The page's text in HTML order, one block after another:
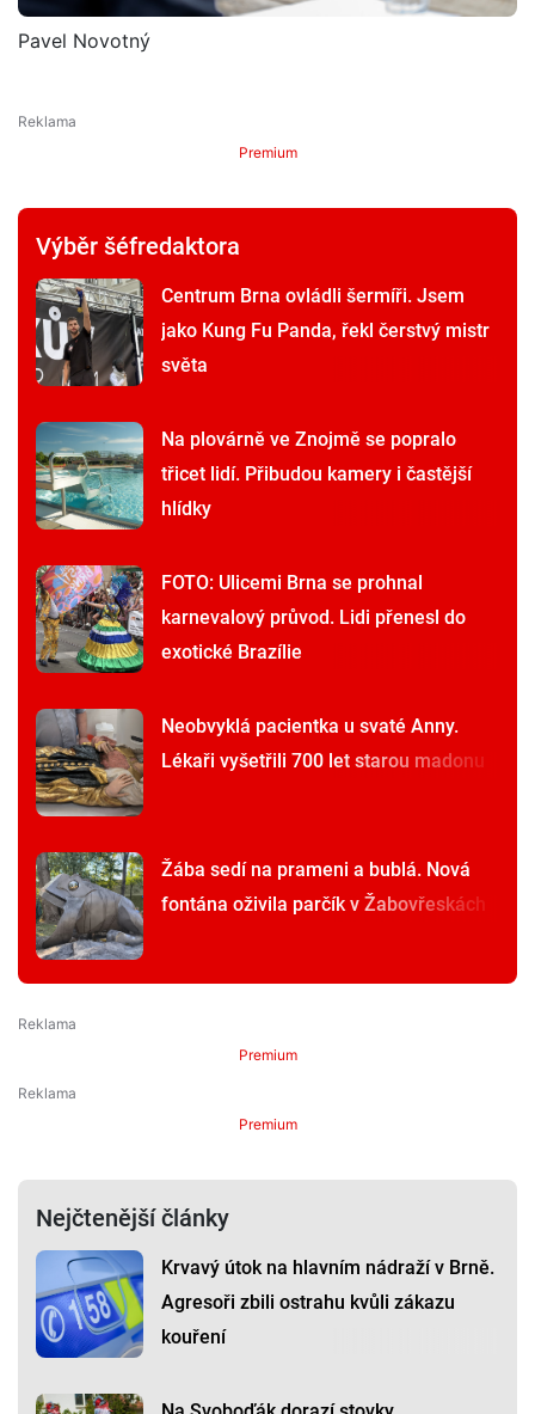
Pavel Novotný
Premium
Výběr šéfredaktora
Centrum Brna ovládli šermíři. Jsem
jako Kung Fu Panda, řekl čerstvý mistr
světa
Na plovárně ve Znojmě se popralo
třicet lidí. Přibudou kamery i častější
hlídky
FOTO: Ulicemi Brna se prohnal
karnevalový průvod. Lidi přenesl do
exotické Brazílie
Neobvyklá pacientka u svaté Anny.
Lékaři vyšetřili 700 let starou madonu
Žába sedí na prameni a bublá. Nová
fontána oživila parčík v Žabovřeskách
Premium
Premium
Nejčtenější články
Krvavý útok na hlavním nádraží v Brně.
Agresoři zbili ostrahu kvůli zákazu
kouření